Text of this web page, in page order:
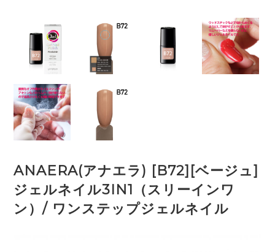
ANAERA(アナエラ) [B72][ベージュ]
ジェルネイル3IN1（スリーインワ
ン）/ ワンステップジェルネイル